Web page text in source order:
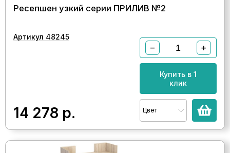
Ресепшен узкий серии ПРИЛИВ №2
Артикул 48245
14 278 р.
− +
Купить в 1
клик
Цвет